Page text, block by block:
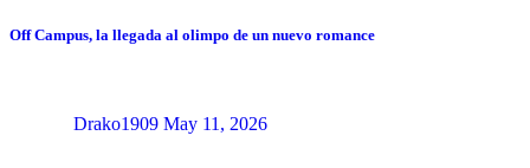
Off Campus, la llegada al olimpo de un nuevo romance
Drako1909 May 11, 2026